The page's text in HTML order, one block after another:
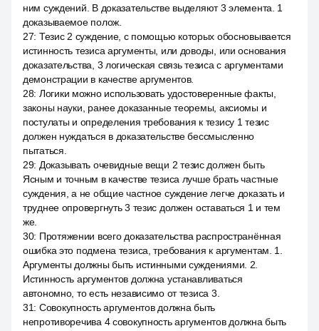
ним суждений. В доказательстве выделяют 3 элемента. 1
доказываемое полож.
27: Тезис 2 суждение, с помощью которых обосновывается
истинность тезиса аргументы, или доводы, или основания
доказательства, 3 логическая связь тезиса с аргументами
демонстрации в качестве аргументов.
28: Логики можно использовать удостоверенные факты,
законы науки, ранее доказанные теоремы, аксиомы и
постулаты и определения требования к тезису 1 тезис
должен нуждаться в доказательстве бессмысленно
пытаться.
29: Доказывать очевидные вещи 2 тезис должен быть
Ясным и точным в качестве тезиса лучше брать частные
суждения, а не общие частное суждение легче доказать и
труднее опровергнуть 3 тезис должен оставаться 1 и тем
же.
30: Протяжении всего доказательства распространённая
ошибка это подмена тезиса, требования к аргументам. 1.
Аргументы должны быть истинными суждениями. 2.
Истинность аргументов должна устанавливаться
автономно, то есть независимо от тезиса 3.
31: Совокупность аргументов должна быть
непротиворечива 4 совокупность аргументов должна быть